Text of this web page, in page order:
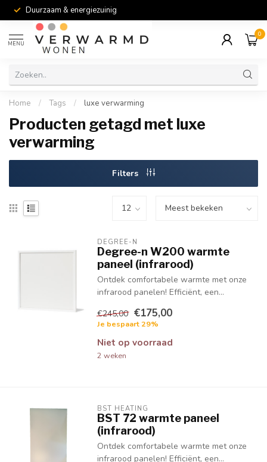
Duurzaam & energiezuinig
MENU
0
Home / Tags / luxe verwarming
Producten getagd met luxe
verwarming
Filters
DEGREE-N
Degree-n W200 warmte
paneel (infrarood)
Ontdek comfortabele warmte met onze
infrarood panelen! Efficiënt, een...
€245,00 €175,00
Je bespaart 29%
Niet op voorraad
2 weken
BST HEATING
BST 72 warmte paneel
(infrarood)
Ontdek comfortabele warmte met onze
infrarood panelen! Efficiënt, een...